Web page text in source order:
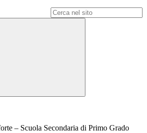
– Scuola Secondaria di Primo Grado